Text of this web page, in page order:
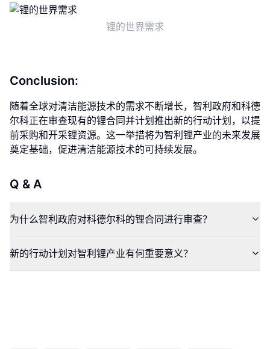
锂的世界需求
Conclusion:
随着全球对清洁能源技术的需求不断增长，智利政府和科德
尔科正在审查现有的锂合同并计划推出新的行动计划，以提
前采购和开采锂资源。这一举措将为智利锂产业的未来发展
奠定基础，促进清洁能源技术的可持续发展。
Q & A
为什么智利政府对科德尔科的锂合同进行审查？
新的行动计划对智利锂产业有何重要意义？